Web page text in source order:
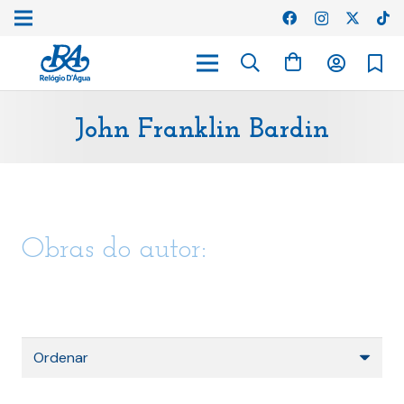
John Franklin Bardin
Obras do autor: